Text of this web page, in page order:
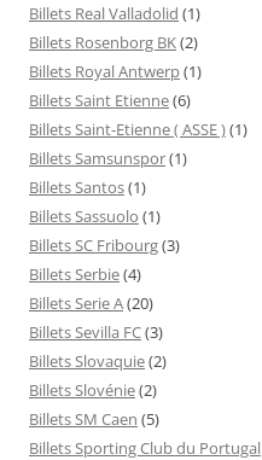
Billets Real Valladolid (1)
Billets Rosenborg BK(2)
Billets Royal Antwerp(1)
Billets Saint Etienne(6)
Billets Saint-Etienne ( ASSE )(1)
Billets Samsunspor(1)
Billets Santos(1)
Billets Sassuolo (1)
Billets SC Fribourg(3)
Billets Serbie(4)
Billets Serie A(20)
Billets Sevilla FC(3)
Billets Slovaquie(2)
Billets Slovénie(2)
Billets SM Caen (5)
Billets Sporting Club du Portugal